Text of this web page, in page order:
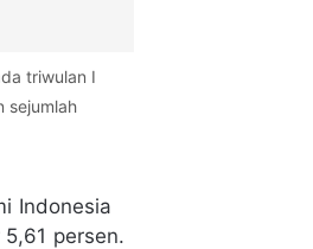
triwulan I
sejumlah
Indonesia
persen.